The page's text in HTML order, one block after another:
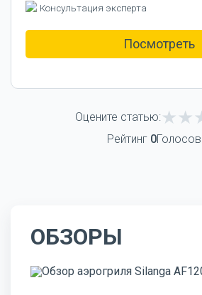
Консультация эксперта
Посмотреть
Оцените статью:
Рейтинг 0Голосов
ОБЗОРЫ